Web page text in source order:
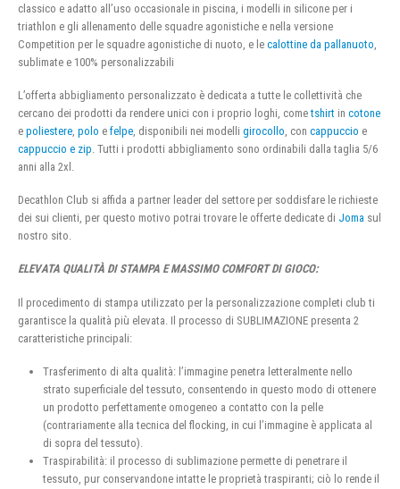
classico e adatto all’uso occasionale in piscina, i modelli in silicone per i
triathlon e gli allenamento delle squadre agonistiche e nella versione
Competition per le squadre agonistiche di nuoto, e le calottine da pallanuoto
sublimate e 100% personalizzabili
L’offerta abbigliamento personalizzato è dedicata a tutte le collettività che
cercano dei prodotti da rendere unici con i proprio loghi, cometshirt in cotone
e poliestere polo e felpe , disponibili nei modelli girocollo , con cappuccio e
cappuccio e zip . Tutti i prodotti abbigliamento sono ordinabili dalla taglia 5/6
anni alla 2xl.
Decathlon Club si affida a partner leader del settore per soddisfare le richieste
dei sui clienti, per questo motivo potrai trovare le offerte dedicate di Joma sul
nostro sito.
ELEVATA QUALITÀ DI STAMPA E MASSIMO COMFORT DI GIOCO:
Il procedimento di stampa utilizzato per la personalizzazione completi club ti
garantisce la qualità più elevata. Il processo di SUBLIMAZIONE presenta 2
caratteristiche principali:
Trasferimento di alta qualità: l’immagine penetra letteralmente nello
strato superficiale del tessuto, consentendo in questo modo di ottenere
un prodotto perfettamente omogeneo a contatto con la pelle
(contrariamente alla tecnica del flocking, in cui l’immagine è applicata al
di sopra del tessuto).
Traspirabilità: il processo di sublimazione permette di penetrare il
tessuto, pur conservandone intatte le proprietà traspiranti; ciò lo rende il